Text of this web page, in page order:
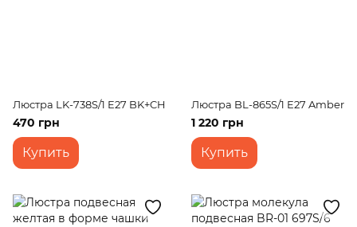
Люстра LK-738S/1 E27 BK+CH
470 грн
Купить
Люстра BL-865S/1 E27 Amber
1 220 грн
Купить